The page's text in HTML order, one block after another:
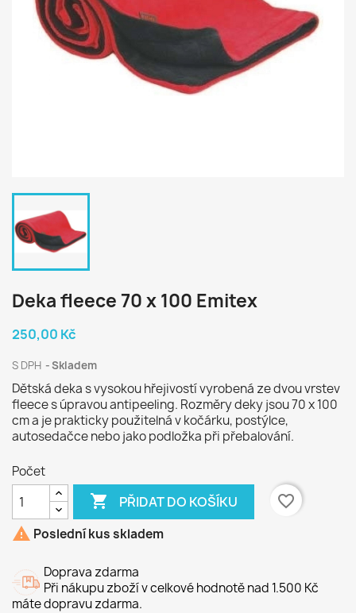
Deka fleece 70 x 100 Emitex
250,00 Kč
S DPH Skladem
Dětská deka s vysokou hřejivostí vyrobená ze dvou vrstev
fleece s úpravou antipeeling. Rozměry deky jsou 70 x 100
cm a je prakticky použitelná v kočárku, postýlce,
autosedačce nebo jako podložka při přebalování.
Počet
 PŘIDAT DO KOŠÍKU
favorite_border
 Poslední kus skladem
Doprava zdarma
Při nákupu zboží v celkové hodnotě nad 1.500 Kč
máte dopravu zdarma.